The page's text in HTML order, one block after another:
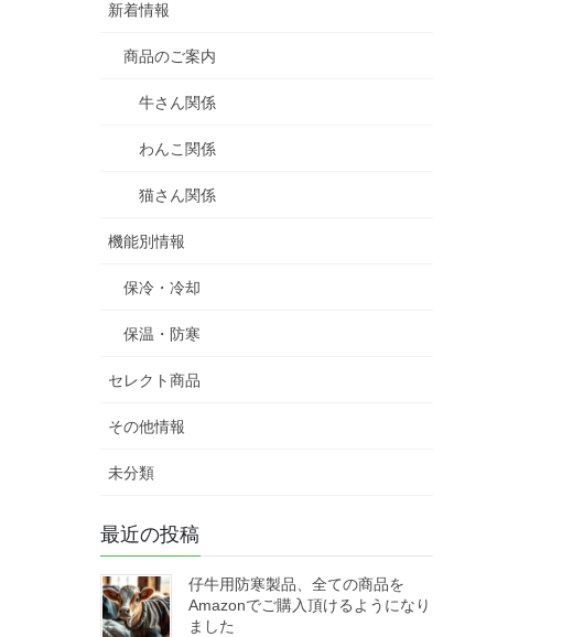
新着情報
商品のご案内
牛さん関係
わんこ関係
猫さん関係
機能別情報
保冷・冷却
保温・防寒
セレクト商品
その他情報
未分類
最近の投稿
仔牛用防寒製品、全ての商品を
Amazonでご購入頂けるようになり
ました